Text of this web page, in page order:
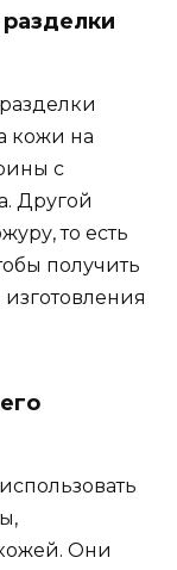
кожи на
с
Другой
то есть
получить
Они